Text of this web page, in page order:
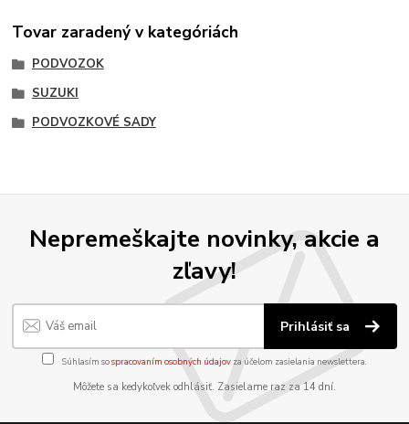
Tovar zaradený v kategóriách
PODVOZOK
SUZUKI
PODVOZKOVÉ SADY
Nepremeškajte novinky, akcie a
zľavy!
Prihlásiť sa
Súhlasím sospracovaním osobných údajov za účelom zasielania newslettera.
Môžete sa kedykoľvek odhlásiť. Zasielame raz za 14 dní.